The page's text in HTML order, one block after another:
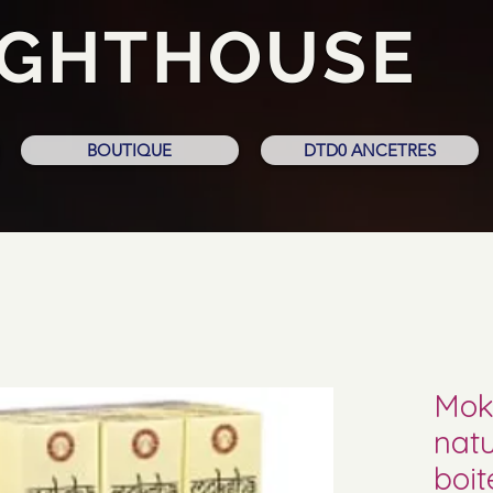
BOUTIQUE DTD0 ANCETRES